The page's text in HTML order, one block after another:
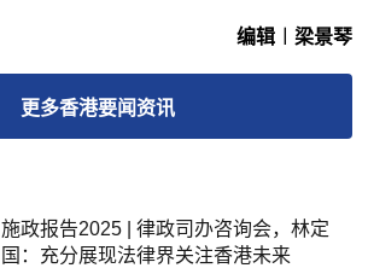
编辑︱梁景琴
更多香港要闻资讯
施政报告2025 | 律政司办咨询会，林定
国：充分展现法律界关注香港未来